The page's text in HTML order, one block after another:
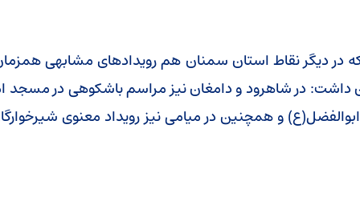
در دیگر نقاط استان سمنان هم رویدادهای مشابهی
داشت: در شاهرود و دامغان نیز مراسم باشکوهی در
و همچنین در میامی نیز رویداد معنوی